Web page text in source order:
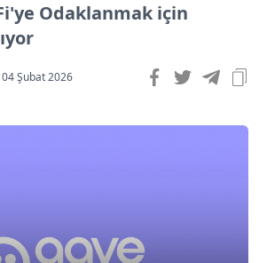
Odaklanmak için
04 Şubat 2026